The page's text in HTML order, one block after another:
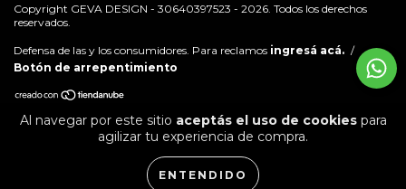
Al navegar por este sitio aceptás el uso de cookiespara
agilizar tu experiencia de compra.
ENTENDIDO
Copyright GEVA DESIGN - 30640397523 - 2026. Todos los derechos
reservados.
Defensa de las y los consumidores. Para reclamos ingresá acá. /
Botón de arrepentimiento